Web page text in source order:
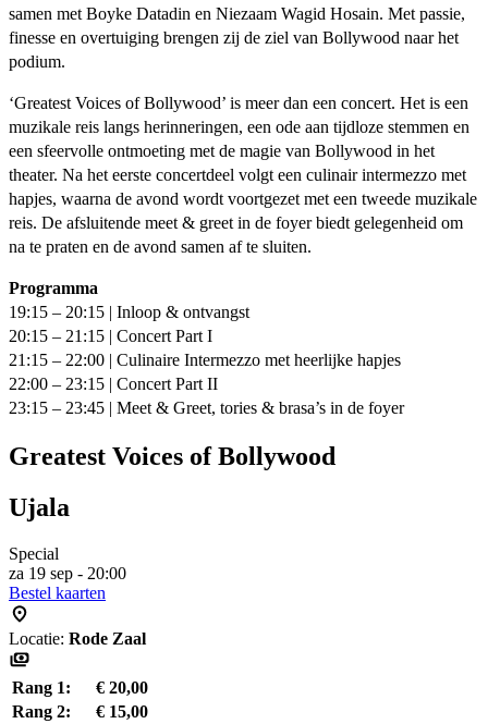
samen met Boyke Datadin en Niezaam Wagid Hosain. Met passie,
finesse en overtuiging brengen zij de ziel van Bollywood naar het
podium.
‘Greatest Voices of Bollywood’ is meer dan een concert. Het is een
muzikale reis langs herinneringen, een ode aan tijdloze stemmen en
een sfeervolle ontmoeting met de magie van Bollywood in het
theater. Na het eerste concertdeel volgt een culinair intermezzo met
hapjes, waarna de avond wordt voortgezet met een tweede muzikale
reis. De afsluitende meet & greet in de foyer biedt gelegenheid om
na te praten en de avond samen af te sluiten.
Programma
19:15 – 20:15 | Inloop & ontvangst
20:15 – 21:15 | Concert Part I
21:15 – 22:00 | Culinaire Intermezzo met heerlijke hapjes
22:00 – 23:15 | Concert Part II
23:15 – 23:45 | Meet & Greet, tories & brasa’s in de foyer
Greatest Voices of Bollywood
Ujala
Special
za 19 sep - 20:00
Bestel kaarten
Locatie: Rode Zaal
Rang 1:
€ 20,00
Rang 2:
€ 15,00